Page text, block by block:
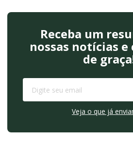
Receba um
nossas notícias e
de
Veja o que já